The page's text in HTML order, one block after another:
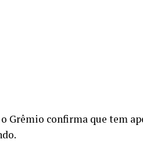
Grêmio confirma que tem